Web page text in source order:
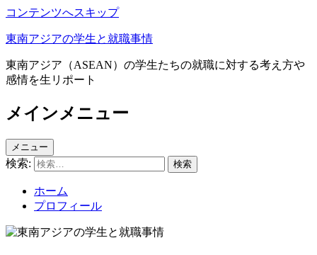
コンテンツへスキップ
東南アジアの学生と就職事情
東南アジア（ASEAN）の学生たちの就職に対する考え方や
感情を生リポート
メインメニュー
メニュー
検索:
ホーム
プロフィール